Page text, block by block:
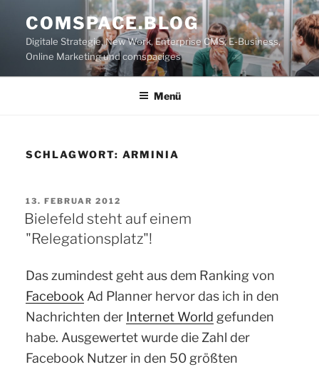
Inhalt
springen
COMSPACE.BLOG
Digitale Strategie, New Work, Enterprise CMS, E-Business,
Online Marketing und comspaciges
Menü
SCHLAGWORT: ARMINIA
VERÖFFENTLICHT
AM
13. FEBRUAR 2012
Bielefeld steht auf einem
"Relegationsplatz"!
Das zumindest geht aus dem Ranking von
Facebook Ad Planner hervor das ich in den
Nachrichten der Internet World gefunden
habe. Ausgewertet wurde die Zahl der
Facebook Nutzer in den 50 größten